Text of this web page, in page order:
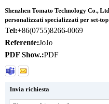
Shenzhen Tomato Technology Co.,
personalizzati specializzati per set-
Tel:+86(0755)8266-0069
Referente:JoJo
PDF Show.:PDF
Invia richiesta